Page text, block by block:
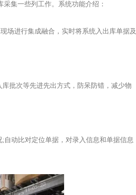
集一些列工作。系统功能介绍：
场进行集成融合，实时将系统入出库单据及
批次等先进先出方式，防呆防错，减少物
动比对定位单据，对录入信息和单据信息